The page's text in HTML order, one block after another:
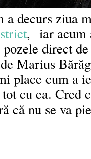
a decurs ziua
, iar acum
direct
Marius Băr
place cum a
cu ea. Cred
că nu se va